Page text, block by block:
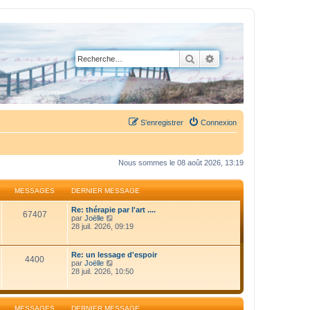
Rechercher
Recherche avancée
Connexion
S’enregistrer
Nous sommes le 08 août 2026, 13:19
MESSAGES DERNIER MESSAGE
67407
Re: thérapie par l'art ....
par Joëlle
o
e
d
e
n
i
e
28 juil. 2026, 09:19
4400
Re: un lessage d'espoir
par Joëlle
o
l
28 juil. 2026, 10:50
MESSAGES DERNIER MESSAGE